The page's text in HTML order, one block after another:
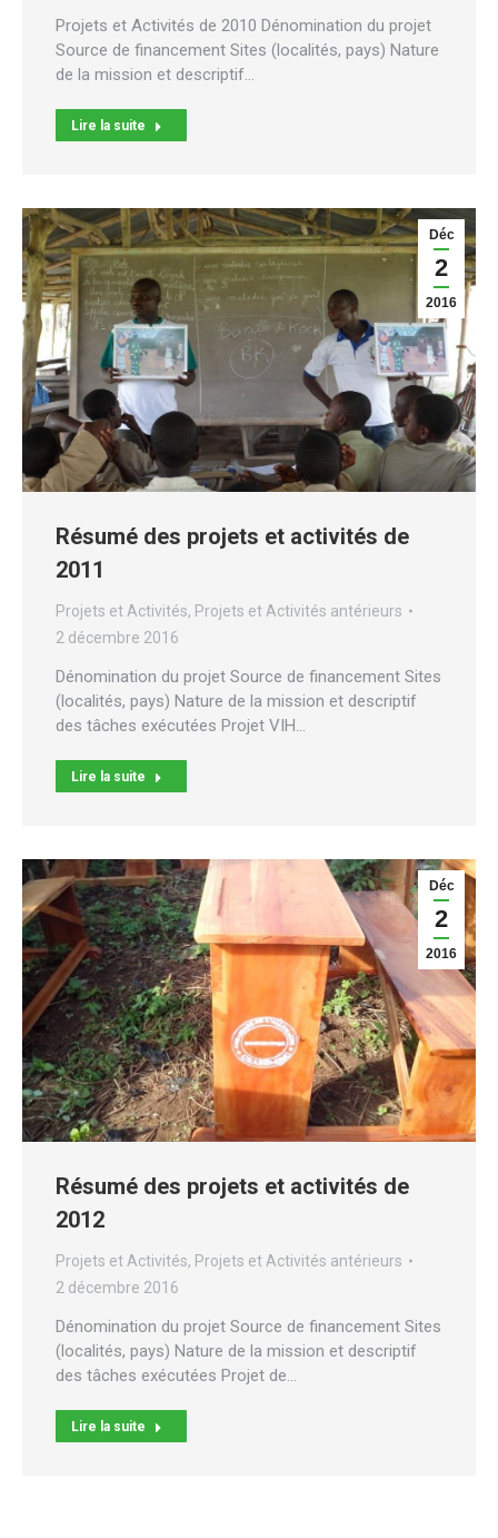
Projets et Activités de 2010 Dénomination du projet
Source de financement Sites (localités, pays) Nature
de la mission et descriptif…
Lire la suite
Déc
2
2016
Résumé des projets et activités de
2011
Projets et Activités, Projets et Activités antérieurs
2 décembre 2016
Dénomination du projet Source de financement Sites
(localités, pays) Nature de la mission et descriptif
des tâches exécutées Projet VIH…
Lire la suite
Déc
2
2016
Résumé des projets et activités de
2012
Projets et Activités, Projets et Activités antérieurs
2 décembre 2016
Dénomination du projet Source de financement Sites
(localités, pays) Nature de la mission et descriptif
des tâches exécutées Projet de…
Lire la suite